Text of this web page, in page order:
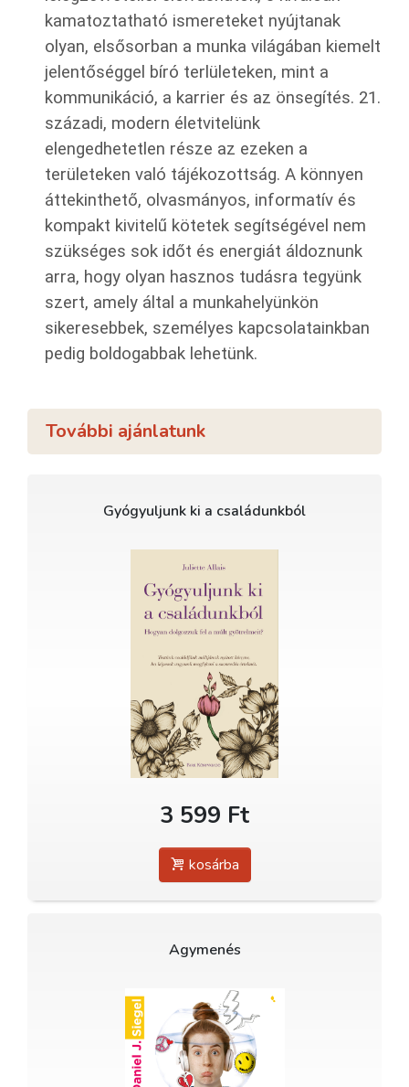
kamatoztatható ismereteket nyújtanak
olyan, elsősorban a munka világában kiemelt
jelentőséggel bíró terlületeken, mint a
kommunikáció, a karrier és az önsegítés. 21.
századi, modern életvitelünk
elengedhetetlen része az ezeken a
területeken való tájékozottság. A könnyen
áttekinthető, olvasmányos, informatív és
kompakt kivitelű kötetek segítségével nem
szükséges sok időt és energiát áldoznunk
arra, hogy olyan hasznos tudásra tegyünk
szert, amely által a munkahelyünkön
sikeresebbek, személyes kapcsolatainkban
pedig boldogabbak lehetünk.
További ajánlatunk
Gyógyuljunk ki a családunkból
3 599 Ft
kosárba
Agymenés